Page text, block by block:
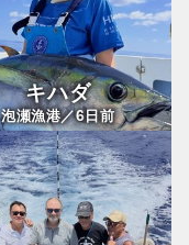
キハダ
泡瀬漁港／6 日前